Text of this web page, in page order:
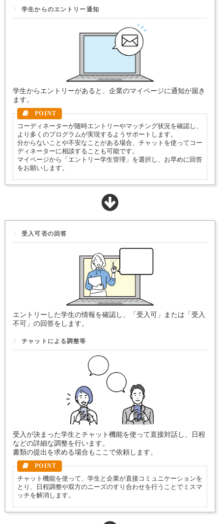
学生からのエントリー通知
学生からエントリーがあると、企業のマイページに通知が届き
ます。
コーディネーターが随時エントリーやマッチング状況を確認し、
より多くのプログラムが実現するようサポートします。
分からないことや不安なことがある場合、チャットを使ってコー
ディネーターに相談することも可能です。
マイページから「エントリー学生管理」を選択し、お早めに回答
をお願いします。
受入可否の回答
エントリーした学生の情報を確認し、「受入可」または「受入
不可」の回答をします。
チャットによる調整等
受入が決まった学生とチャット機能を使って直接対話し、日程
などの詳細な調整を行います。
書類の提出を求める場合もここで依頼します。
チャット機能を使って、学生と企業が直接コミュニケーションを
とり、日程調整や双方のニーズのすり合わせを行うことでミスマ
ッチを解消します。